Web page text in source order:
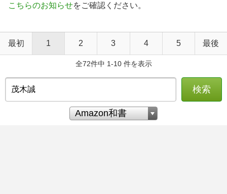
こちらのお知らせをご確認ください。
最初 1 2 3 4 5 最後
全72件中 1-10 件を表示
検索